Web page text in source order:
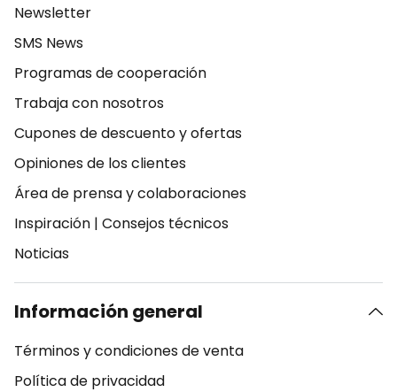
Newsletter
SMS News
Programas de cooperación
Trabaja con nosotros
Cupones de descuento y ofertas
Opiniones de los clientes
Área de prensa y colaboraciones
Inspiración | Consejos técnicos
Noticias
Información general
Términos y condiciones de venta
Política de privacidad